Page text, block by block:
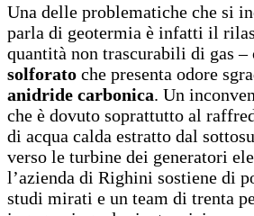
Una delle problematiche che si
parla di geotermia è infatti il
quantità non trascurabili di gas –
solforato che presenta odore
anidride carbonica. Un
che è dovuto soprattutto al
di acqua calda estratto dal
verso le turbine dei generatori
l’azienda di Righini sostiene di
studi mirati e un team di trenta